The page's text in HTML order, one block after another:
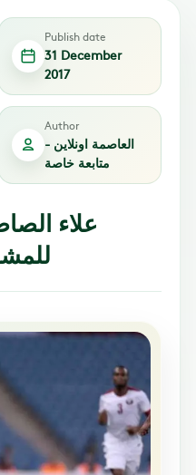
Publish date
31 December
2017
Author
العاصمة اونلاين -
متابعة خاصة
علاء